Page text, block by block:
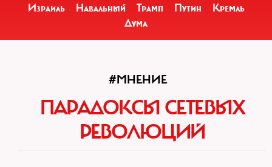
Израиль
Навальный Трамп Путин
Кремль
Дума
#МНЕНИЕ
ПАРАДОКСЫ СЕТЕВЫХ
РЕВОЛЮЦИЙ